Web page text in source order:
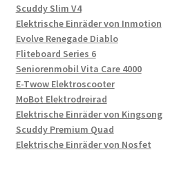
Scuddy Slim V4
Elektrische Einräder von Inmotion
Evolve Renegade Diablo
Fliteboard Series 6
Seniorenmobil Vita Care 4000
E-Twow Elektroscooter
MoBot Elektrodreirad
Elektrische Einräder von Kingsong
Scuddy Premium Quad
Elektrische Einräder von Nosfet